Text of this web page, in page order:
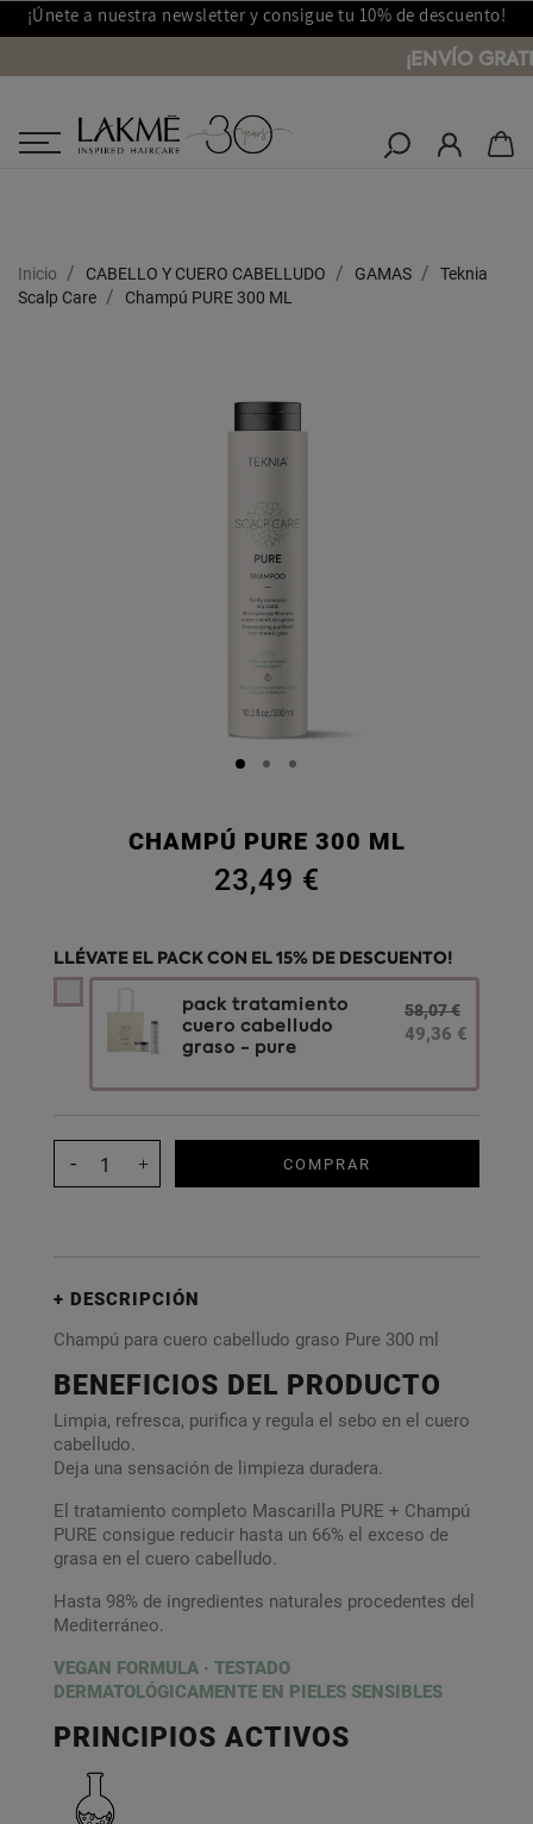
¡Únete a nuestra newsletter y consigue tu 10% de descuento!
¡ENVÍO
Salones Lakmé
Inicio CABELLO Y CUERO CABELLUDO GAMAS
Teknia
Scalp Care
Champú PURE 300 ML
CHAMPÚ PURE 300 ML
23,49 €
LLÉVATE EL PACK CON EL 15% DE DESCUENTO!
pack tratamiento
cuero cabelludo
graso - pure
58,07 €
49,36 €
COMPRAR
DESCRIPCIÓN
Champú para cuero cabelludo graso Pure 300 ml
BENEFICIOS DEL PRODUCTO
Limpia, refresca, purifica y regula el sebo en el cuero
cabelludo.
Deja una sensación de limpieza duradera.
El tratamiento completo Mascarilla PURE + Champú
PURE consigue reducir hasta un 66% el exceso de
grasa en el cuero cabelludo.
Hasta 98% de ingredientes naturales procedentes del
Mediterráneo.
VEGAN FORMULA · TESTADO
DERMATOLÓGICAMENTE EN PIELES SENSIBLES
PRINCIPIOS ACTIVOS